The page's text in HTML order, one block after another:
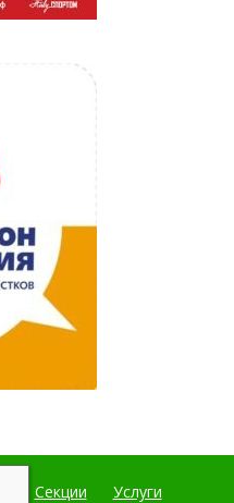
Секции Услуги